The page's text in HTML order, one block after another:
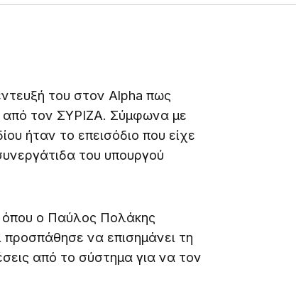
του στον Alpha πως
από τον ΣΥΡΙΖΑ. Σύμφωνα με
ήταν το επεισόδιο που είχε
του υπουργού
ο Παύλος Πολάκης
να επισημάνει τη
από το σύστημα για να τον